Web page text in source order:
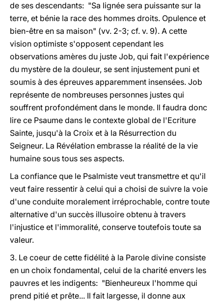
de ses descendants: "Sa lignée sera puissante sur la
terre, et bénie la race des hommes droits. Opulence et
bien-être en sa maison" (vv. 2-3; cf. v. 9). A cette
vision optimiste s'opposent cependant les
observations amères du juste Job, qui fait l'expérience
du mystère de la douleur, se sent injustement puni et
soumis à des épreuves apparemment insensées. Job
représente de nombreuses personnes justes qui
souffrent profondément dans le monde. Il faudra donc
lire ce Psaume dans le contexte global de l'Ecriture
Sainte, jusqu'à la Croix et à la Résurrection du
Seigneur. La Révélation embrasse la réalité de la vie
humaine sous tous ses aspects.
La confiance que le Psalmiste veut transmettre et qu'il
veut faire ressentir à celui qui a choisi de suivre la voie
d'une conduite moralement irréprochable, contre toute
alternative d'un succès illusoire obtenu à travers
l'injustice et l'immoralité, conserve toutefois toute sa
valeur.
3. Le coeur de cette fidélité à la Parole divine consiste
en un choix fondamental, celui de la charité envers les
pauvres et les indigents: "Bienheureux l'homme qui
prend pitié et prête... Il fait largesse, il donne aux